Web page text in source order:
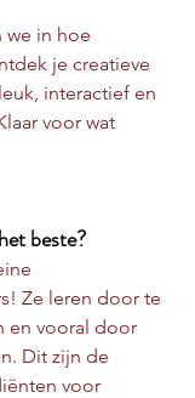
we in hoe
je creatieve
interactief en
voor wat
beste?
Ze leren door te
en vooral door
Dit zijn de
voor